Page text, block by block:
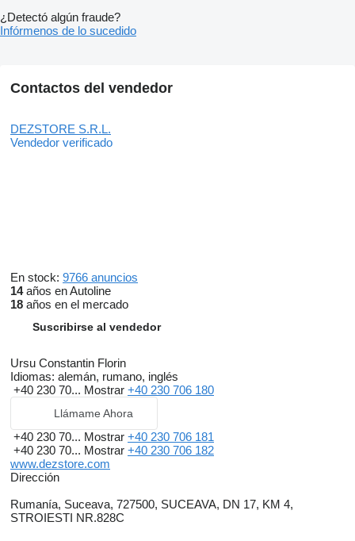
¿Detectó algún fraude?
Infórmenos de lo sucedido
Contactos del vendedor
DEZSTORE S.R.L.
Vendedor verificado
En stock: 9766 anuncios
14años en Autoline
18 años en el mercado
Suscribirse al vendedor
Ursu Constantin Florin
Idiomas: alemán, rumano, inglés
+40 230 70... Mostrar +40 230 706 180
Llámame Ahora
+40 230 70... Mostrar +40 230 706 181
+40 230 70... Mostrar +40 230 706 182
www.dezstore.com
Dirección
Rumanía, Suceava, 727500, SUCEAVA, DN 17, KM 4,
STROIESTI NR.828C